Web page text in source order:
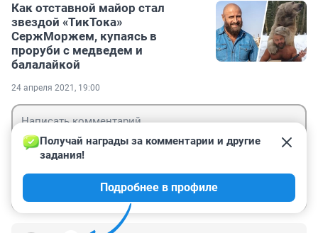
Как отставной майор стал
звездой «ТикТока»
СержМоржем, купаясь в
проруби с медведем и
балалайкой
24 апреля 2021, 19:00
Получай награды за комментарии и другие
задания!
Подробнее в профиле